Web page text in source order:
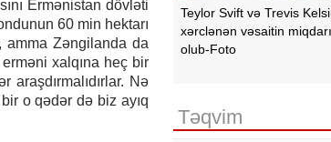
Ermənistan dövləti
60 min hektarı
amma Zəngilanda da
xalqına heç bir
Nə
o qədər də biz ayıq
Teylor Svift və Trevis
xərclənən vəsaitin
olub-Foto
Təqvim